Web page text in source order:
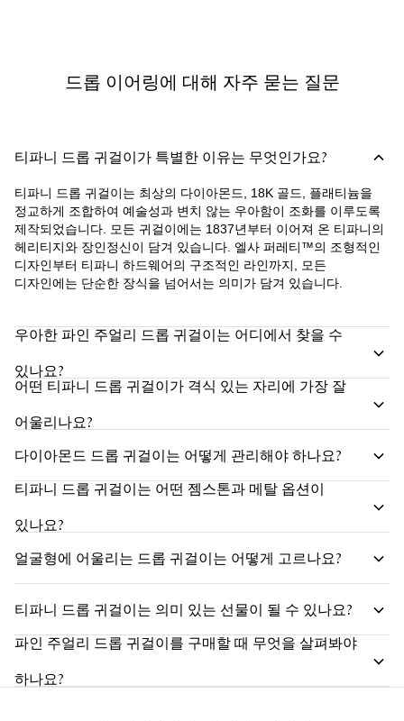
드롭 이어링에 대해 자주 묻는 질문
티파니 드롭 귀걸이가 특별한 이유는 무엇인가요?
티파니 드롭 귀걸이는 최상의 다이아몬드, 18K 골드, 플래티늄을
정교하게 조합하여 예술성과 변치 않는 우아함이 조화를 이루도록
제작되었습니다. 모든 귀걸이에는 1837년부터 이어져 온 티파니의
헤리티지와 장인정신이 담겨 있습니다. 엘사 퍼레티™의 조형적인
디자인부터 티파니 하드웨어의 구조적인 라인까지, 모든
디자인에는 단순한 장식을 넘어서는 의미가 담겨 있습니다.
우아한 파인 주얼리 드롭 귀걸이는 어디에서 찾을 수
있나요?
어떤 티파니 드롭 귀걸이가 격식 있는 자리에 가장 잘
어울리나요?
다이아몬드 드롭 귀걸이는 어떻게 관리해야 하나요?
티파니 드롭 귀걸이는 어떤 젬스톤과 메탈 옵션이
있나요?
얼굴형에 어울리는 드롭 귀걸이는 어떻게 고르나요?
티파니 드롭 귀걸이는 의미 있는 선물이 될 수 있나요?
파인 주얼리 드롭 귀걸이를 구매할 때 무엇을 살펴봐야
하나요?